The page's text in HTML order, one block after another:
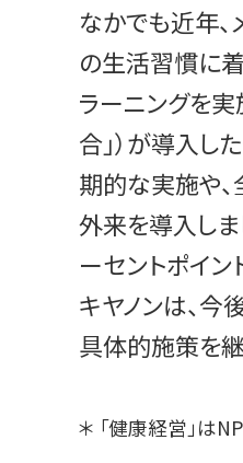
なかでも近年
の生活習慣に
ラーニングを
合」）が導入し
期的な実施や
外来を導入しま
ーセントポイン
キヤノンは、
具体的施策を継
＊ 「健康経営」は